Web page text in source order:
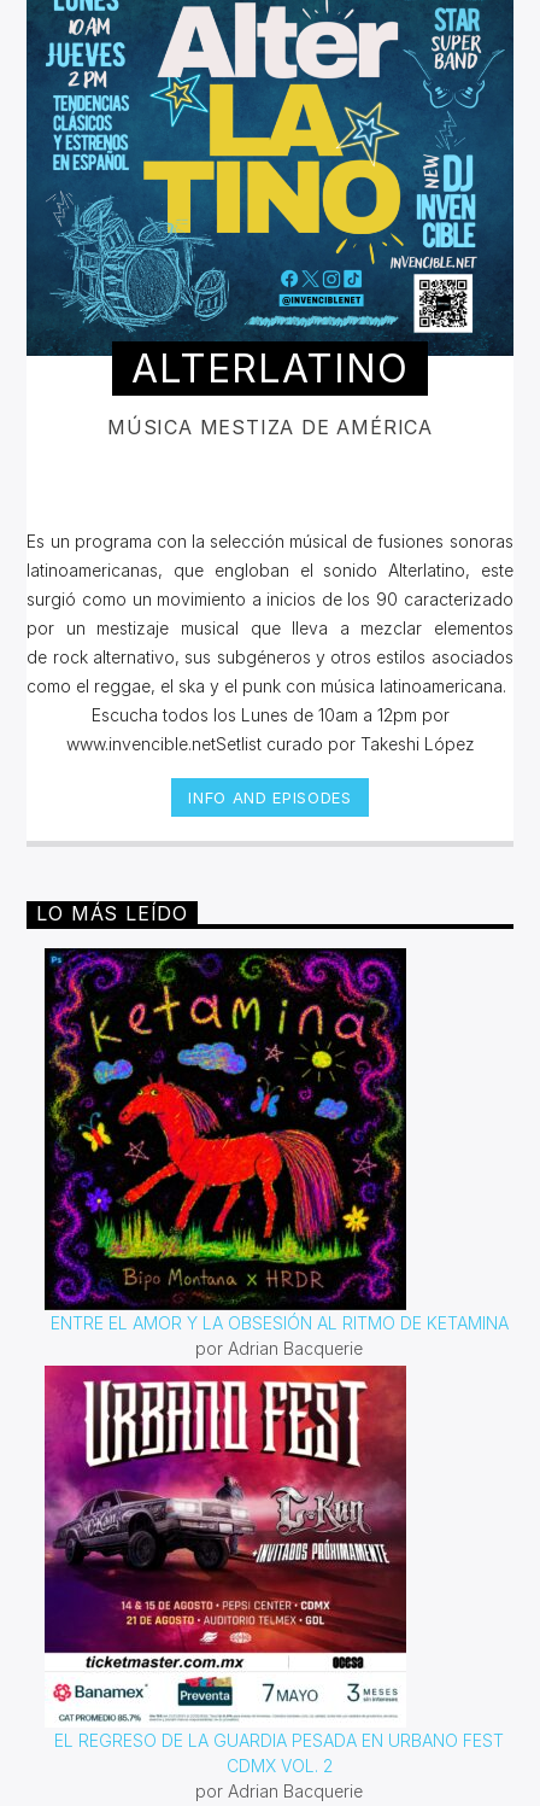
ALTERLATINO
MÚSICA MESTIZA DE AMÉRICA
Es un programa con la selección músical de fusiones sonoras
latinoamericanas, que engloban el sonido Alterlatino, este
surgió como un movimiento a inicios de los 90 caracterizado
por un mestizaje musical que lleva a mezclar elementos
de rock alternativo, sus subgéneros y otros estilos asociados
como el reggae, el ska y el punk con música latinoamericana.
Escucha todos los Lunes de 10am a 12pm por
www.invencible.netSetlist curado por Takeshi López
INFO AND EPISODES
LO MÁS LEÍDO
ENTRE EL AMOR Y LA OBSESIÓN AL RITMO DE KETAMINA
por Adrian Bacquerie
EL REGRESO DE LA GUARDIA PESADA EN URBANO FEST
CDMX VOL. 2
por Adrian Bacquerie